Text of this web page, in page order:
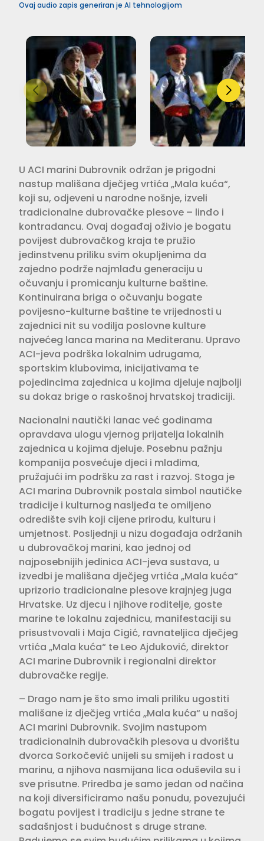
Ovaj audio zapis generiran je AI tehnologijom
U ACI marini Dubrovnik održan je prigodni
nastup mališana dječjeg vrtića „Mala kuća“,
koji su, odjeveni u narodne nošnje, izveli
tradicionalne dubrovačke plesove – linđo i
kontradancu. Ovaj događaj oživio je bogatu
povijest dubrovačkog kraja te pružio
jedinstvenu priliku svim okupljenima da
zajedno podrže najmlađu generaciju u
očuvanju i promicanju kulturne baštine.
Kontinuirana briga o očuvanju bogate
povijesno-kulturne baštine te vrijednosti u
zajednici nit su vodilja poslovne kulture
najvećeg lanca marina na Mediteranu. Upravo
ACI-jeva podrška lokalnim udrugama,
sportskim klubovima, inicijativama te
pojedincima zajednica u kojima djeluje najbolji
su dokaz brige o raskošnoj hrvatskoj tradiciji.
Nacionalni nautički lanac već godinama
opravdava ulogu vjernog prijatelja lokalnih
zajednica u kojima djeluje. Posebnu pažnju
kompanija posvećuje djeci i mladima,
pružajući im podršku za rast i razvoj. Stoga je
ACI marina Dubrovnik postala simbol nautičke
tradicije i kulturnog nasljeđa te omiljeno
odredište svih koji cijene prirodu, kulturu i
umjetnost. Posljednji u nizu događaja održanih
u dubrovačkoj marini, kao jednoj od
najposebnijih jedinica ACI-jeva sustava, u
izvedbi je mališana dječjeg vrtića „Mala kuća“
uprizorio tradicionalne plesove krajnjeg juga
Hrvatske. Uz djecu i njihove roditelje, goste
marine te lokalnu zajednicu, manifestaciji su
prisustvovali i Maja Cigić, ravnateljica dječjeg
vrtića „Mala kuća“ te Leo Ajduković, direktor
ACI marine Dubrovnik i regionalni direktor
dubrovačke regije.
– Drago nam je što smo imali priliku ugostiti
mališane iz dječjeg vrtića „Mala kuća“ u našoj
ACI marini Dubrovnik. Svojim nastupom
tradicionalnih dubrovačkih plesova u dvorištu
dvorca Sorkočević unijeli su smijeh i radost u
marinu, a njihova nasmijana lica oduševila su i
sve prisutne. Priredba je samo jedan od načina
na koji diversificiramo našu ponudu, povezujući
bogatu povijest i tradiciju s jedne strane te
sadašnjost i budućnost s druge strane.